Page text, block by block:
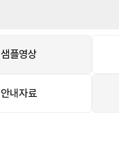
샘플영상
안내자료